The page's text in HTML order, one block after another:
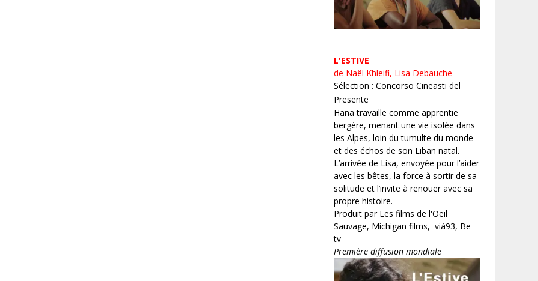
L'ESTIVE
de Naël Khleifi, Lisa Debauche
Sélection : Concorso Cineasti del
Presente
Hana travaille comme apprentie
bergère, menant une vie isolée dans
les Alpes, loin du tumulte du monde
et des échos de son Liban natal.
L’arrivée de Lisa, envoyée pour l’aider
avec les bêtes, la force à sortir de sa
solitude et l’invite à renouer avec sa
propre histoire.
Produit par Les films de l'Oeil
Sauvage, Michigan films, vià93, Be
tv
Première diffusion mondiale